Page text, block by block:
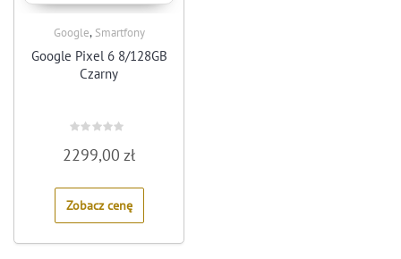
Google, Smartfony
Google Pixel 6 8/128GB
Czarny
0
out
5
2299,00zł
Zobacz cenę